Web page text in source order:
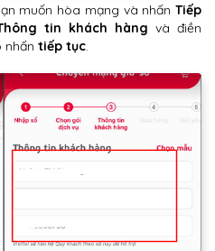
muốn hòa mạng và nhấn Tiếp
tin khách hàng và điền
nhấn tiếp tục